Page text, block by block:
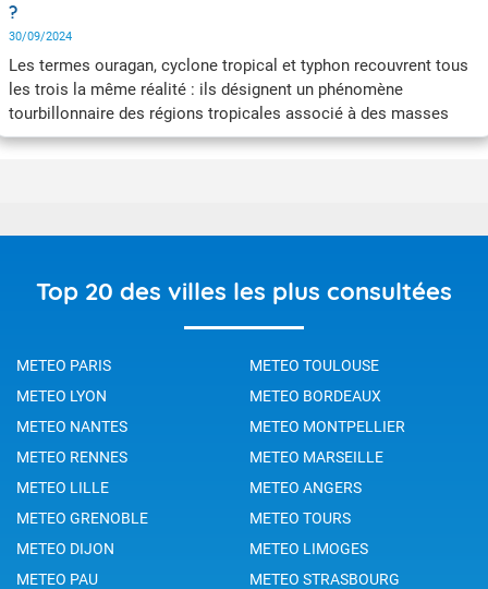
?
30/09/2024
Les termes ouragan, cyclone tropical et typhon recouvrent tous
les trois la même réalité : ils désignent un phénomène
tourbillonnaire des régions tropicales associé à des masses
pluvio-orageuses organisées et accompagnées de vents dont la
Top 20 des villes les plus consultées
METEO PARIS
METEO TOULOUSE
METEO LYON
METEO BORDEAUX
METEO NANTES
METEO MONTPELLIER
METEO RENNES
METEO MARSEILLE
METEO LILLE
METEO ANGERS
METEO GRENOBLE
METEO TOURS
METEO DIJON
METEO LIMOGES
METEO PAU
METEO STRASBOURG